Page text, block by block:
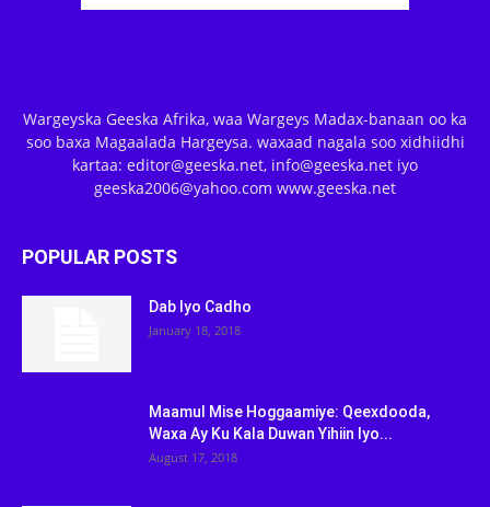
Wargeyska Geeska Afrika, waa Wargeys Madax-banaan oo ka
soo baxa Magaalada Hargeysa. waxaad nagala soo xidhiidhi
kartaa: editor@geeska.net, info@geeska.net iyo
geeska2006@yahoo.com www.geeska.net
POPULAR POSTS
Dab Iyo Cadho
January 18, 2018
Maamul Mise Hoggaamiye: Qeexdooda,
Waxa Ay Ku Kala Duwan Yihiin Iyo...
August 17, 2018